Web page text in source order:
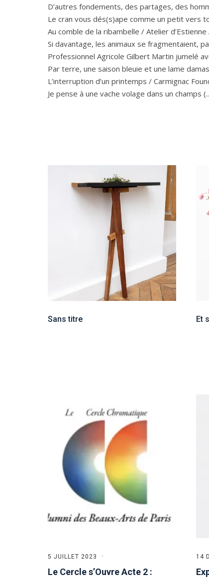
D’autres fondements, des partages, des
Le cran vous dés(s)ape comme un petit vers
Au comble de la ribambelle / Atelier
Si davantage, les animaux se fragmentaient,
Professionnel Agricole Gilbert Martin jumelé
Par terre, une saison bleuie et une lame
L’interruption d’un printemps / Carmignac
Je pense à une vache volage dans un champs
Sans titre
5 JUILLET 2023
Le Cercle s’Ouvre Acte 2 :
14